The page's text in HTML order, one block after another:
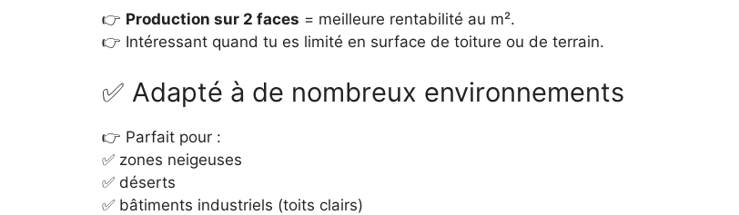
👉 Production sur 2 faces = meilleure rentabilité au m².
👉 Intéressant quand tu es limité en surface de toiture ou de terrain.
✅ Adapté à de nombreux environnements
👉 Parfait pour :
✅ zones neigeuses
✅ déserts
✅ bâtiments industriels (toits clairs)